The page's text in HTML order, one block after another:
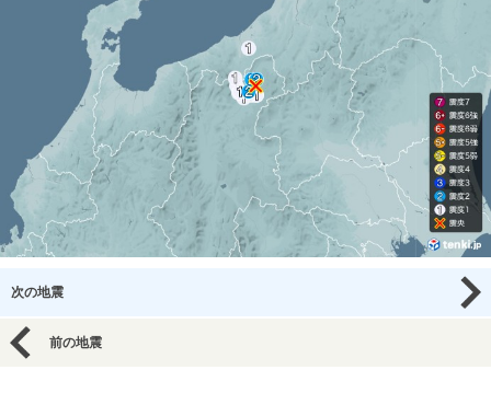
次の地震
前の地震